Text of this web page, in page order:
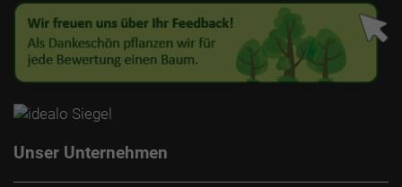
Unser Unternehmen